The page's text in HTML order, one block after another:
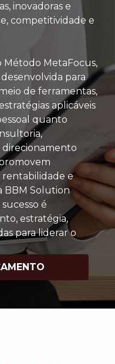
inovadoras e
competitividade e
Método MetaFocus,
para
de ferramentas,
aplicáveis
quanto
rentabilidade e
BBM Solution
é
estratégia,
para liderar o